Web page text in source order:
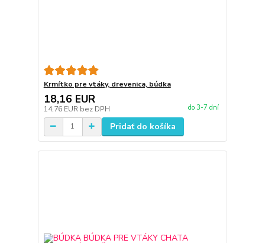
Krmítko pre vtáky, drevenica, búdka
18,16 EUR
14,76 EUR bez DPH do 3-7 dní
Pridať do košíka